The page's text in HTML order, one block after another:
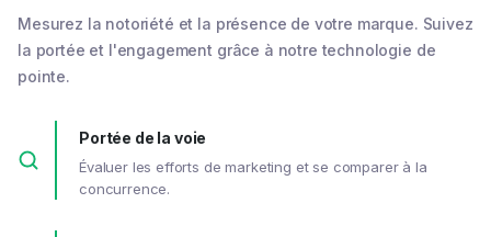
Mesurez la notoriété et la présence de votre marque. Suivez
la portée et l'engagement grâce à notre technologie de
pointe.
Portée de la voie
Évaluer les efforts de marketing et se comparer à la
concurrence.